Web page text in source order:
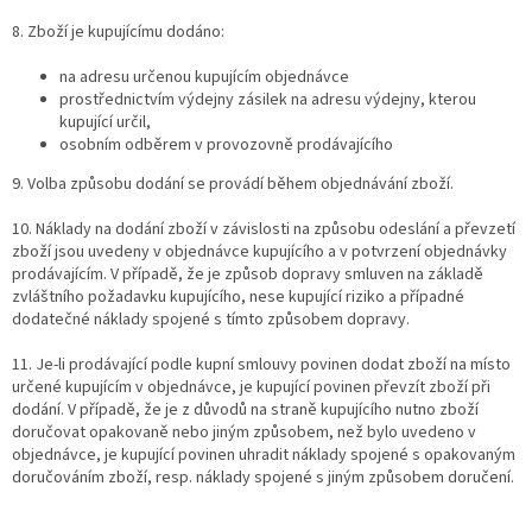
8. Zboží je kupujícímu dodáno:
na adresu určenou kupujícím objednávce
prostřednictvím výdejny zásilek na adresu výdejny, kterou
kupující určil,
osobním odběrem v provozovně prodávajícího
9. Volba způsobu dodání se provádí během objednávání zboží.
10. Náklady na dodání zboží v závislosti na způsobu odeslání a převzetí
zboží jsou uvedeny v objednávce kupujícího a v potvrzení objednávky
prodávajícím. V případě, že je způsob dopravy smluven na základě
zvláštního požadavku kupujícího, nese kupující riziko a případné
dodatečné náklady spojené s tímto způsobem dopravy.
11. Je-li prodávající podle kupní smlouvy povinen dodat zboží na místo
určené kupujícím v objednávce, je kupující povinen převzít zboží při
dodání. V případě, že je z důvodů na straně kupujícího nutno zboží
doručovat opakovaně nebo jiným způsobem, než bylo uvedeno v
objednávce, je kupující povinen uhradit náklady spojené s opakovaným
doručováním zboží, resp. náklady spojené s jiným způsobem doručení.